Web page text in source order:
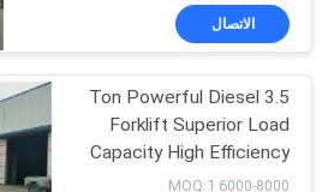
جولة
في
المعمل
33
الاتصال
3.5 Ton Powerful Diesel
Forklift Superior Load
Capacity High Efficiency
6000-8000 MOQ:1